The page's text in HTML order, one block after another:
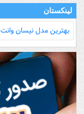
لینکستان
بهترین مدل‌ نیسان وانت